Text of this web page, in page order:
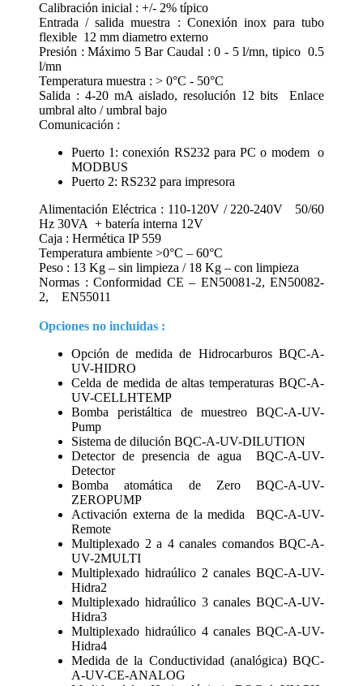
Calibración inicial : +/- 2% típico
Entrada / salida muestra : Conexión inox para tubo
flexible 12 mm diametro externo
Presión : Máximo 5 Bar Caudal : 0 - 5 l/mn, tipico 0.5
l/mn
Temperatura muestra : > 0°C - 50°C
Salida : 4-20 mA aislado, resolución 12 bits Enlace
umbral alto / umbral bajo
Comunicación :
Puerto 1: conexión RS232 para PC o modem o
MODBUS
Puerto 2: RS232 para impresora
Alimentación Eléctrica : 110-120V / 220-240V 50/60
Hz 30VA + batería interna 12V
Caja : Hermética IP 559
Temperatura ambiente >0°C – 60°C
Peso : 13 Kg – sin limpieza / 18 Kg – con limpieza
Normas : Conformidad CE – EN50081-2, EN50082-
2, EN55011
Opciones no incluidas :
Opción de medida de Hidrocarburos BQC-A-
UV-HIDRO
Celda de medida de altas temperaturas BQC-A-
UV-CELLHTEMP
Bomba peristáltica de muestreo BQC-A-UV-
Pump
Sistema de dilución BQC-A-UV-DILUTION
Detector de presencia de agua BQC-A-UV-
Detector
Bomba atomática de Zero BQC-A-UV-
ZEROPUMP
Activación externa de la medida BQC-A-UV-
Remote
Multiplexado 2 a 4 canales comandos BQC-A-
UV-2MULTI
Multiplexado hidraúlico 2 canales BQC-A-UV-
Hidra2
Multiplexado hidraúlico 3 canales BQC-A-UV-
Hidra3
Multiplexado hidraúlico 4 canales BQC-A-UV-
Hidra4
Medida de la Conductividad (analógica) BQC-
A-UV-CE-ANALOG